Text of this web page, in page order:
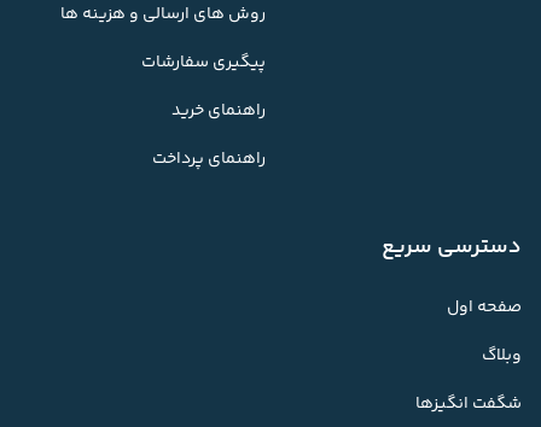
روش های ارسالی و هزینه ها
پیگیری سفارشات
راهنمای خرید
راهنمای پرداخت
دسترسی سریع
صفحه اول
وبلاگ
شگفت انگیزها